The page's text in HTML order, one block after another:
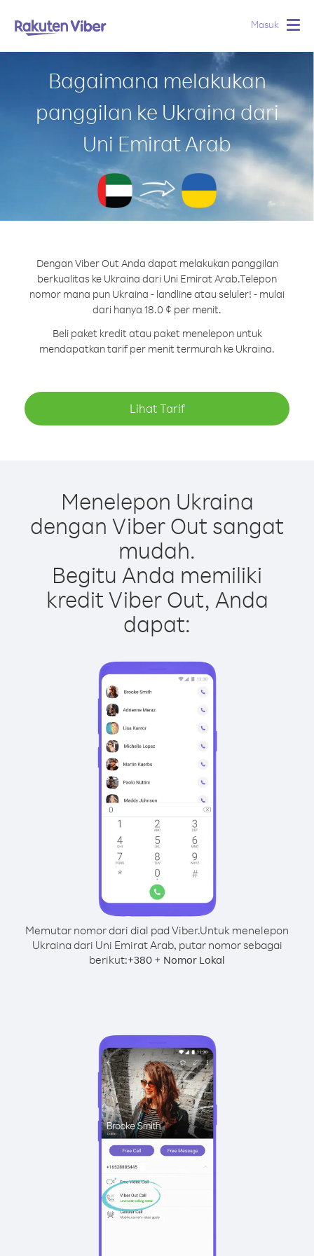
Masuk
Bagaimana melakukan
panggilan ke Ukraina dari
Uni Emirat Arab
Dengan Viber Out Anda dapat melakukan panggilan
berkualitas ke Ukraina dari Uni Emirat Arab.Telepon
nomor mana pun Ukraina - landline atau seluler! - mulai
dari hanya 18.0 ¢ per menit.
Beli paket kredit atau paket menelepon untuk
mendapatkan tarif per menit termurah ke Ukraina.
Lihat Tarif
Menelepon Ukraina
dengan Viber Out sangat
mudah.
Begitu Anda memiliki
kredit Viber Out, Anda
dapat:
Memutar nomor dari dial pad Viber.Untuk menelepon
Ukraina dari Uni Emirat Arab, putar nomor sebagai
berikut:+380 + Nomor Lokal